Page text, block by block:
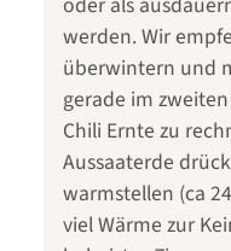
werden. Wir
überwintern und
gerade im
Chili Ernte zu
Aussaaterde
warmstellen (ca
viel Wärme zur